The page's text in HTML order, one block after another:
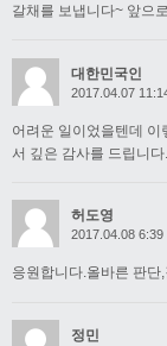
갈채를 보냅니다~ 앞으
대한민국인
2017.04.07
어려운 일이었을텐데 이
서 깊은 감사를 드립니
허도영
2017.04.08 6:39
응원합니다.올바른 판단
정민